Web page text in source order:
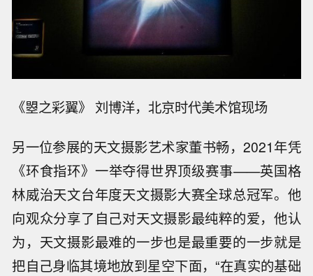
《曌之彩翼》 刘博洋，北京时代美术馆现场
另一位参展的天文摄影艺术家董书畅，2021年凭
《环食指环》一举夺得世界顶级赛事——英国格
林威治天文台年度天文摄影大赛全球总冠军。他
向观众分享了自己对天文摄影最纯粹的爱，他认
为，天文摄影最难的一步也是最重要的一步就是
把自己身临其境地放到星空下面，“在真实的基础